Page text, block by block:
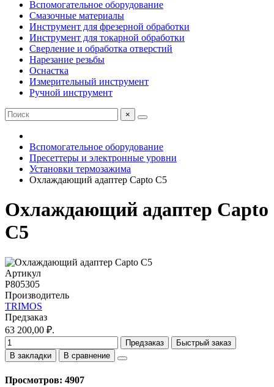
Вспомогательное оборудование
Смазочные материалы
Инструмент для фрезерной обработки
Инструмент для токарной обработки
Сверление и обработка отверстий
Нарезание резьбы
Оснастка
Измерительный инструмент
Ручной инструмент
×
Вспомогательное оборудование
Пресеттеры и электронные уровни
Установки термозажима
Охлаждающий адаптер Capto C5
Охлаждающий адаптер Capto
C5
Артикул
P805305
Производитель
TRIMOS
Предзаказ
63 200,00 ₽.
Предзаказ
Быстрый заказ
В закладки
В сравнение
Просмотров: 4907